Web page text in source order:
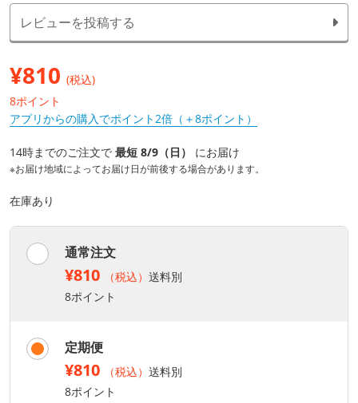
レビューを投稿する
¥810 (税込)
8ポイント
アプリからの購入でポイント2倍（＋8ポイント）
14時までのご注文で 最短 8/9（日） にお届け
※お届け地域によってお届け日が前後する場合があります。
在庫あり
通常注文
¥810 （税込） 送料別
8ポイント
定期便
¥810 （税込） 送料別
8ポイント